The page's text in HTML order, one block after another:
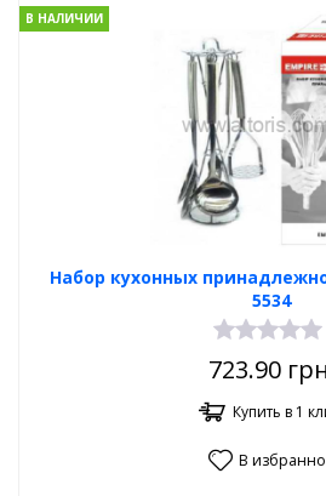
Набор кухонных
5534
В НАЛИЧИИ
723.90
Купить в 1
В